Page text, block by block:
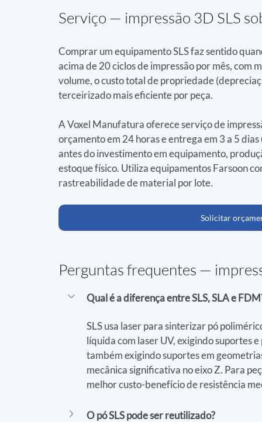
Serviço — impressão 3D SLS
Comprar um equipamento SLS faz sentido
acima de 20 ciclos de impressão por mês,
volume, o custo total de propriedade
terceirizado mais eficiente por peça.
A Voxel Manufatura oferece serviço de
orçamento em 24 horas e entrega em 3 a 5
antes do investimento em equipamento,
estoque físico. Utiliza equipamentos Farsoon
rastreabilidade de material por lote.
Solicitar
Perguntas frequentes —
Qual é a diferença entre SLS, SLA e
SLS usa laser para sinterizar pó
líquida com laser UV, exigindo suportes
também exigindo suportes em
mecânica significativa no eixo Z. Para
melhor custo-benefício de resistência
O pó SLS pode ser reutilizado?